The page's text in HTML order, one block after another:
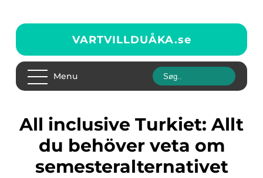
VARTVILLDUÅKA.se
Menu
All inclusive Turkiet: Allt
du behöver veta om
semesteralternativet